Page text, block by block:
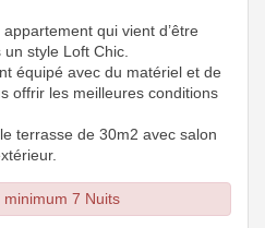
qui vient d’être
style Loft Chic.
équipé avec du matériel et de
offrir les meilleures conditions
terrasse de 30m2 avec salon
7 Nuits